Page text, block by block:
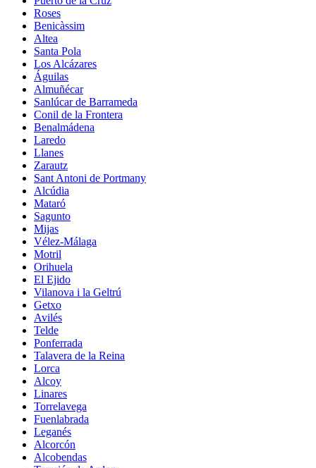
Roses
Benicàssim
Altea
Santa Pola
Los Alcázares
Águilas
Almuñécar
Sanlúcar de Barrameda
Conil de la Frontera
Benalmádena
Laredo
Llanes
Zarautz
Sant Antoni de Portmany
Alcúdia
Mataró
Sagunto
Mijas
Vélez-Málaga
Motril
Orihuela
El Ejido
Vilanova i la Geltrú
Getxo
Avilés
Telde
Ponferrada
Talavera de la Reina
Lorca
Alcoy
Linares
Torrelavega
Fuenlabrada
Leganés
Alcorcón
Alcobendas